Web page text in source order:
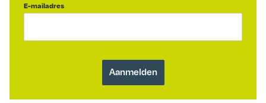
E-mailadres